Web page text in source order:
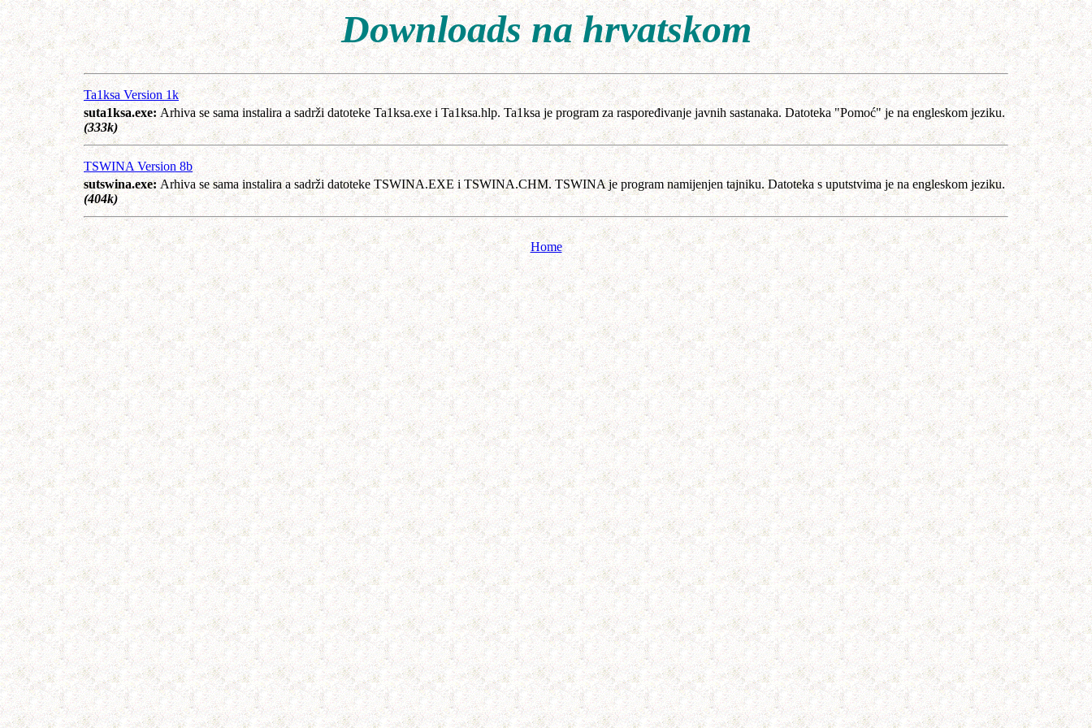
Downloads na hrvatskom
Ta1ksa Version 1k
suta1ksa.exe:
(333k)
Arhiva se sama instalira a sadrži datoteke Ta1ksa.exe i Ta1ksa.hlp. Ta1ksa je program za raspoređivanje javnih sastanaka. Datoteka "Pomoć" je na engleskom jeziku.
TSWINA Version 8b
sutswina.exe:
(404k)
Arhiva se sama instalira a sadrži datoteke TSWINA.EXE i TSWINA.CHM. TSWINA je program namijenjen tajniku. Datoteka s uputstvima je na engleskom jeziku.
Home